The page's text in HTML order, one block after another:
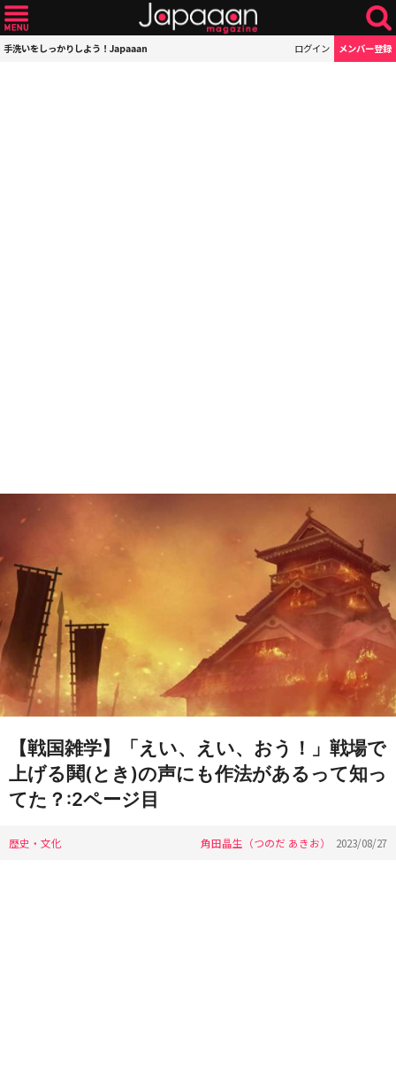
手洗いをしっかりしよう！Japaaan ログイン メンバー登録
【戦国雑学】「えい、えい、おう！」戦場で
上げる鬨(とき)の声にも作法があるって知っ
てた？:2ページ目
歴史・文化 角田晶生（つのだ あきお） 2023/08/27